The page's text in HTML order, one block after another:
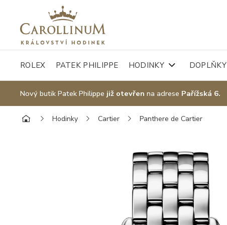
ROLEX PATEK PHILIPPE HODINKY DOPLŇKY
Nový butik Patek Philippe již otevřen na adrese Pařížská 6.
Hodinky Cartier Panthere de Cartier